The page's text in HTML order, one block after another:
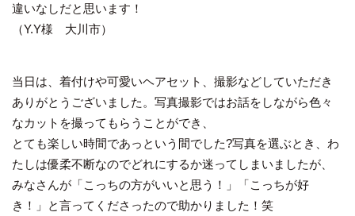
違いなしだと思います！
（Y.Y様 大川市）
当日は、着付けや可愛いヘアセット、撮影などしていただき
ありがとうございました。写真撮影ではお話をしながら色々
なカットを撮ってもらうことができ、
とても楽しい時間であっという間でした?写真を選ぶとき、わ
たしは優柔不断なのでどれにするか迷ってしまいましたが、
みなさんが「こっちの方がいいと思う！」「こっちが好
き！」と言ってくださったので助かりました！笑